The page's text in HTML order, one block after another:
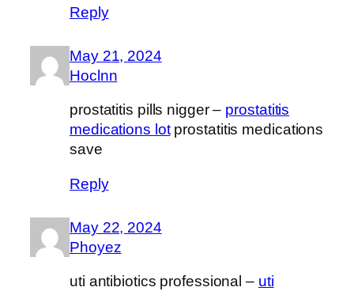
Reply
May 21, 2024
Hoclnn
prostatitis pills nigger – prostatitis
medications lotprostatitis medications
save
Reply
May 22, 2024
Phoyez
uti antibiotics professional – uti